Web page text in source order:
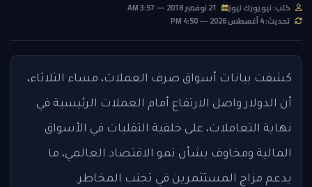
كتب: نيويورك نيوز
تحديث: 4 أغسطس 2026 — 4:50 PM
كشفت بيانات أسواق صرف العملات، مساء الثلاثاء،
أن الدولار واصل الارتفاع أمام العملات الرئيسية في
نهاية التعاملات، على خلفية التقلبات في الأسواق
المالية ومخاوف بشأن نمو الاقتصاد العالمي، ما
يدعم مزاج المستثمرين في تجنب المخاطر.